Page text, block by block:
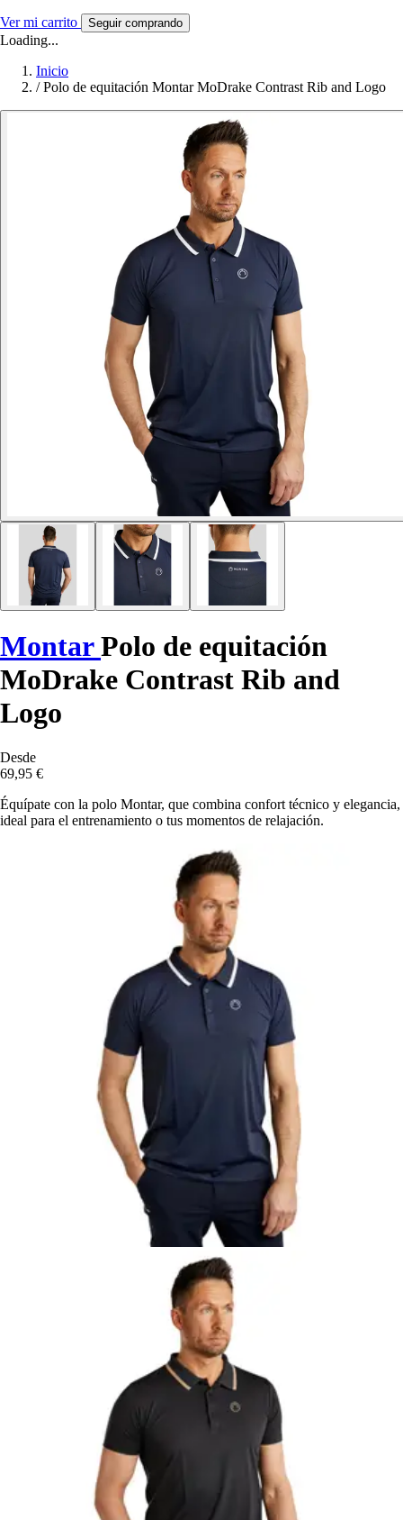
Ver mi carrito Seguir comprando
Loading...
Inicio
/ Polo de equitación Montar MoDrake Contrast Rib and Logo
MontarPolo de equitación
MoDrake Contrast Rib and
Logo
Desde
69,95 €
Équípate con la polo Montar, que combina confort técnico y elegancia,
ideal para el entrenamiento o tus momentos de relajación.